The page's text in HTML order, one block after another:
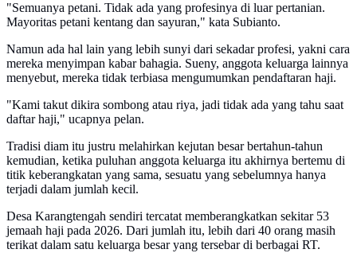
"Semuanya petani. Tidak ada yang profesinya di luar pertanian.
Mayoritas petani kentang dan sayuran," kata Subianto.
Namun ada hal lain yang lebih sunyi dari sekadar profesi, yakni cara
mereka menyimpan kabar bahagia. Sueny, anggota keluarga lainnya
menyebut, mereka tidak terbiasa mengumumkan pendaftaran haji.
"Kami takut dikira sombong atau riya, jadi tidak ada yang tahu saat
daftar haji," ucapnya pelan.
Tradisi diam itu justru melahirkan kejutan besar bertahun-tahun
kemudian, ketika puluhan anggota keluarga itu akhirnya bertemu di
titik keberangkatan yang sama, sesuatu yang sebelumnya hanya
terjadi dalam jumlah kecil.
Desa Karangtengah sendiri tercatat memberangkatkan sekitar 53
jemaah haji pada 2026. Dari jumlah itu, lebih dari 40 orang masih
terikat dalam satu keluarga besar yang tersebar di berbagai RT.